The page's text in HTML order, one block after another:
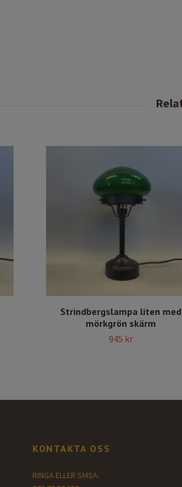
Strindbergslampa liten med
mörkgrön skärm
945 kr
KONTAKTA OSS
RINGA ELLER SMSA: